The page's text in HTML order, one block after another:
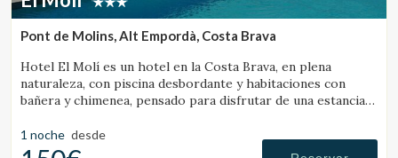
Pont de Molins, Alt Empordà, Costa Brava
Hotel El Molí es un hotel en la Costa Brava, en plena
naturaleza, con piscina desbordante y habitaciones con
bañera y chimenea, pensado para disfrutar de una estancia
1 noche desde